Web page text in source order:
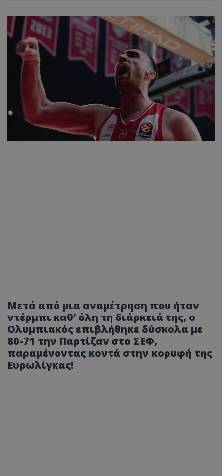
Μετά από μια αναμέτρηση που ήταν
ντέρμπι καθ’ όλη τη διάρκειά της, ο
Ολυμπιακός επιβλήθηκε δύσκολα με
80-71 την Παρτίζαν στο ΣΕΦ,
παραμένοντας κοντά στην κορυφή της
Ευρωλίγκας!